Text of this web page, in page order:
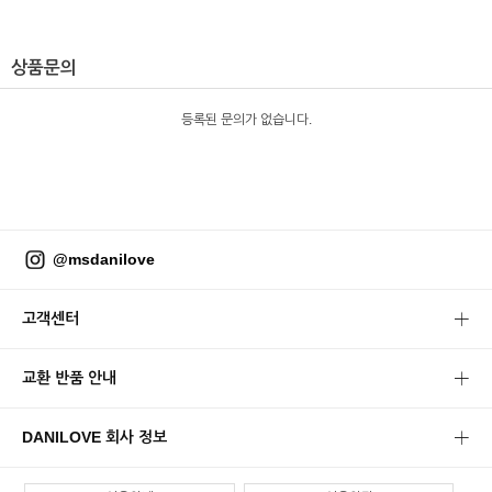
상품문의
등록된 문의가 없습니다.
@msdanilove
고객센터
교환 반품 안내
DANILOVE 회사 정보